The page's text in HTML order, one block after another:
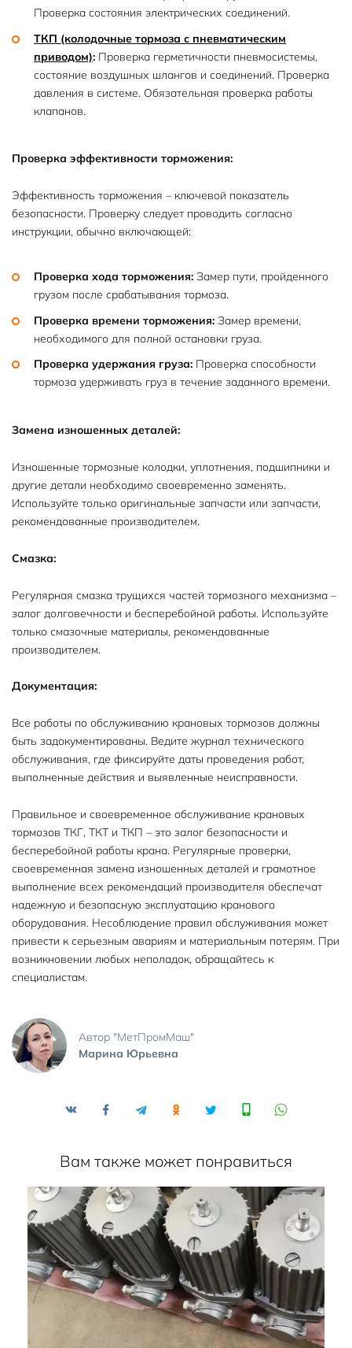
Проверка состояния электрических соединений.
ТКП (колодочные тормоза с пневматическим
приводом): Проверка герметичности пневмосистемы,
состояние воздушных шлангов и соединений. Проверка
давления в системе. Обязательная проверка работы
клапанов.
Проверка эффективности торможения:
Эффективность торможения – ключевой показатель
безопасности. Проверку следует проводить согласно
инструкции, обычно включающей:
Проверка хода торможения: Замер пути, пройденного
грузом после срабатывания тормоза.
Проверка времени торможения: Замер времени,
необходимого для полной остановки груза.
Проверка удержания груза: Проверка способности
тормоза удерживать груз в течение заданного времени.
Замена изношенных деталей:
Изношенные тормозные колодки, уплотнения, подшипники и
другие детали необходимо своевременно заменять.
Используйте только оригинальные запчасти или запчасти,
рекомендованные производителем.
Смазка:
Регулярная смазка трущихся частей тормозного механизма –
залог долговечности и бесперебойной работы. Используйте
только смазочные материалы, рекомендованные
производителем.
Документация:
Все работы по обслуживанию крановых тормозов должны
быть задокументированы. Ведите журнал технического
обслуживания, где фиксируйте даты проведения работ,
выполненные действия и выявленные неисправности.
Правильное и своевременное обслуживание крановых
тормозов ТКГ, ТКТ и ТКП – это залог безопасности и
бесперебойной работы крана. Регулярные проверки,
своевременная замена изношенных деталей и грамотное
выполнение всех рекомендаций производителя обеспечат
надежную и безопасную эксплуатацию кранового
оборудования. Несоблюдение правил обслуживания может
привести к серьезным авариям и материальным потерям. При
возникновении любых неполадок, обращайтесь к
специалистам.
Автор "МетПромМаш"
Марина Юрьевна
Вам также может понравиться